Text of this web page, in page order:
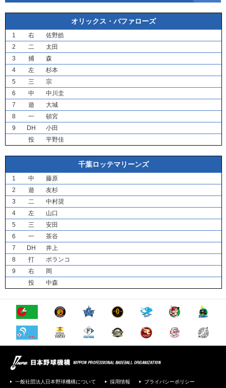
オリックス・バファローズ
1 右
佐野皓
2
二
太田
3
捕
森
4
左
杉本
5
三
宗
6
中
中川圭
7
遊
大城
8
一
頓宮
9
DH
小田
投
平野佳
千葉ロッテマリーンズ
1 中
藤原
2
遊
友杉
3
二
中村奨
4
左
山口
5
三
安田
6
一
茶谷
7
DH
井上
8
打
ポランコ
9
右
岡
投
中森
一般社団法人日本野球機構について 採用情報 プライバシーポリシー